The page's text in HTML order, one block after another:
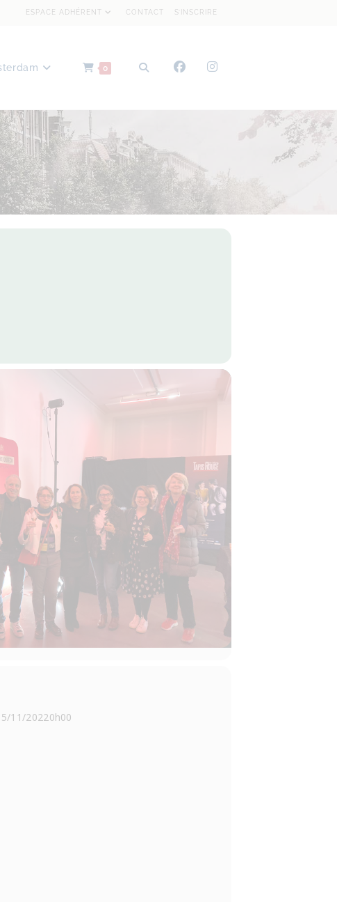
ESPACE ADHÉRENT CONTACT S’INSCRIRE
0
11/20220h00